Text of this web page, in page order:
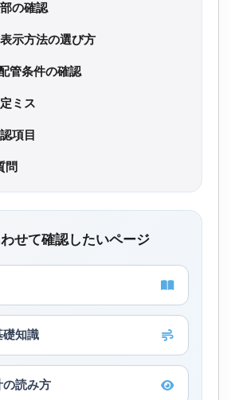
の確認
示方法の選び方
管条件の確認
ミス
項目
問
せて確認したいページ
礎知識
読み方